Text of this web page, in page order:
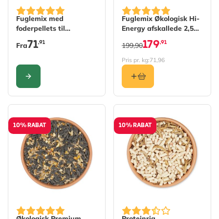
Fuglemix med
foderpellets til
foderbræt
The price depends on the options chosen on the
Fra71,91
KONFIGURER
Fuglemix Økologisk Hi-
Energy afskallede 2,5
179,91
199,90
Pris pr. kg:71,96
10% RABAT 10% RABAT